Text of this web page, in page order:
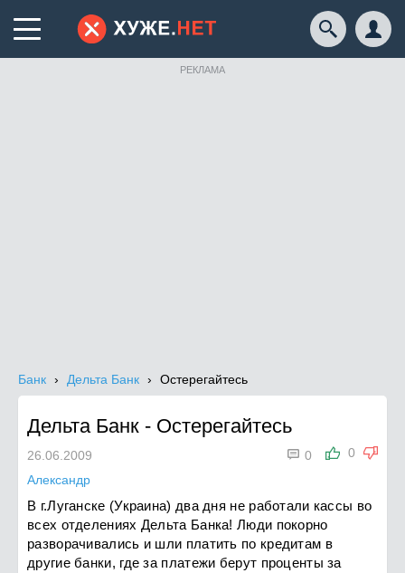
РЕКЛАМА
Банк Дельта Банк Остерегайтесь
Дельта Банк - Остерегайтесь
0
 0
26.06.2009
Александр
В г.Луганске (Украина) два дня не работали кассы во
всех отделениях Дельта Банка! Люди покорно
разворачивались и шли платить по кредитам в
другие банки, где за платежи берут проценты за